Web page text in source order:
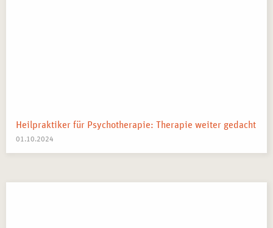
Heilpraktiker für Psychotherapie: Therapie weiter gedacht
01.10.2024